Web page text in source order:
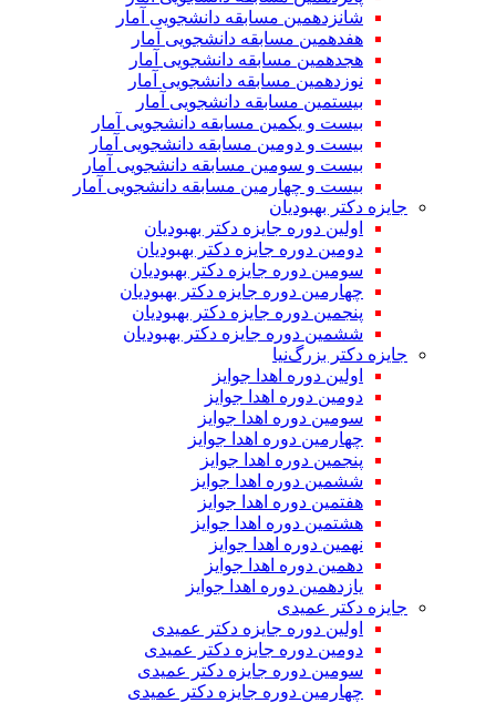
شانزدهمین مسابقه دانشجویی آمار
هفدهمین مسابقه دانشجویی آمار
هجدهمین مسابقه دانشجویی آمار
نوزدهمین مسابقه دانشجویی آمار
بیستمین مسابقه دانشجویی آمار
بیست و یکمین مسابقه دانشجویی آمار
بیست و دومین مسابقه دانشجویی آمار
بیست و سومین مسابقه دانشجویی آمار
بیست و چهارمین مسابقه دانشجویی آمار
جایزه دکتر بهبودیان
اولین دوره جایزه دکتر بهبودیان
دومین دوره جایزه دکتر بهبودیان
سومین دوره جایزه دکتر بهبودیان
چهارمین دوره جایزه دکتر بهبودیان
پنجمین دوره جایزه دکتر بهبودیان
ششمین دوره جایزه دکتر بهبودیان
جایزه دکتر بزرگ‌نیا
اولین دوره اهدا جوایز
دومین دوره اهدا جوایز
سومین دوره اهدا جوایز
چهارمین دوره اهدا جوایز
پنجمین دوره اهدا جوایز
ششمین دوره اهدا جوایز
هفتمین دوره اهدا جوایز
هشتمین دوره اهدا جوایز
نهمین دوره اهدا جوایز
دهمین دوره اهدا جوایز
یازدهمین دوره اهدا جوایز
جایزه دکتر عمیدی
اولین دوره جایزه دکتر عمیدی
دومین دوره جایزه دکتر عمیدی
سومین دوره جایزه دکتر عمیدی
چهارمین دوره جایزه دکتر عمیدی